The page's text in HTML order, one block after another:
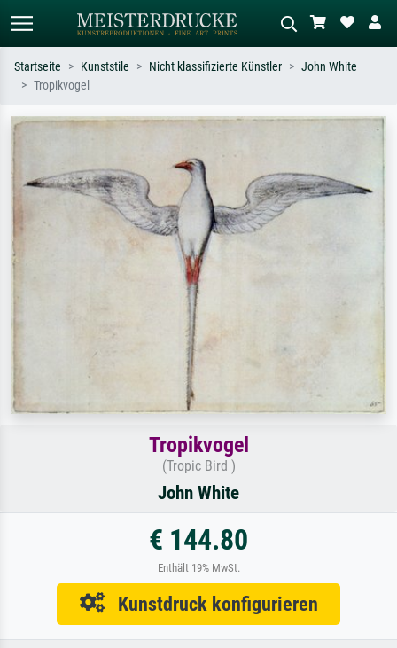
Suchen Sie nach Künstlern, Werktiteln
Sternennacht, Impressionismus, Welle
Hokusai, Akt.
Beschreiben Sie die Szene – z.B. Grüne
Ölgemälde, Stehender Akt neben einem
Baum.
Startseite Kunststile Nicht klassifizierte Künstler
John White
Tropikvogel
Tropikvogel
(Tropic Bird )
John White
€ 144.80
Enthält 19% MwSt.
Kunstdruck konfigurieren